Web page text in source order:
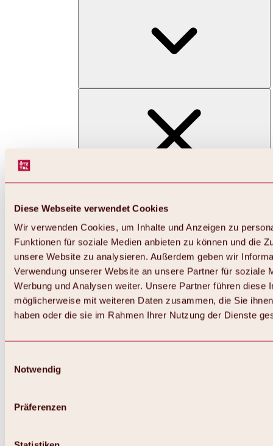
Diese Webseite verwendet Cookies
Wir verwenden Cookies, um Inhalte und Anzeigen zu
Funktionen für soziale Medien anbieten zu können und die
unsere Website zu analysieren. Außerdem geben wir
Verwendung unserer Website an unsere Partner für soziale
Werbung und Analysen weiter. Unsere Partner führen diese
möglicherweise mit weiteren Daten zusammen, die Sie
haben oder die sie im Rahmen Ihrer Nutzung der Dienste
Notwendig
Präferenzen